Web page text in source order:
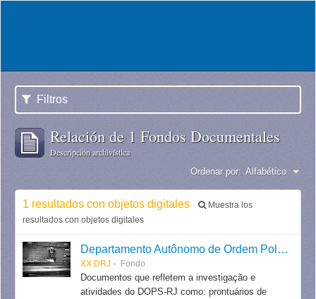
Filtros
Relación de 1 Fondos Documentales
Descripción archivística
Ordenar por: Alfabético
1 resultados con objetos digitales
Muestra los
resultados con objetos digitales
Departamento Autônomo de Ordem Política e Social do Estado do Rio de Janeiro
XX DRJ Fondo
Documentos que refletem a investigação e
atividades do DOPS-RJ como: prontuários de